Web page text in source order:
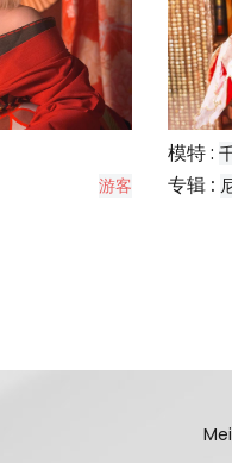
游客
模特 :
专辑 :